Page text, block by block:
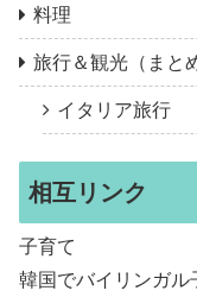
料理
旅行＆観光（まと
イタリア旅行
相互リンク
子育て
韓国でバイリンガル